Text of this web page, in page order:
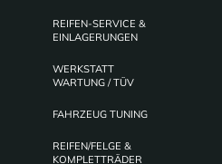
REIFEN-SERVICE &
EINLAGERUNGEN
WERKSTATT
WARTUNG / TÜV
FAHRZEUG TUNING
REIFEN/FELGE &
KOMPLETTRÄDER